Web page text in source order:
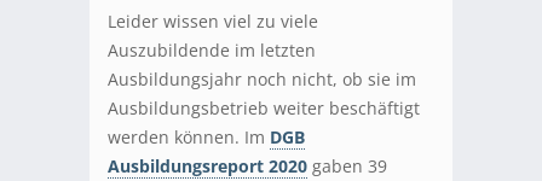
Leider wissen viel zu viele
Auszubildende im letzten
Ausbildungsjahr noch nicht, ob sie im
Ausbildungsbetrieb weiter beschäftigt
werden können. Im DGB
Ausbildungsreport 2020 gaben 39